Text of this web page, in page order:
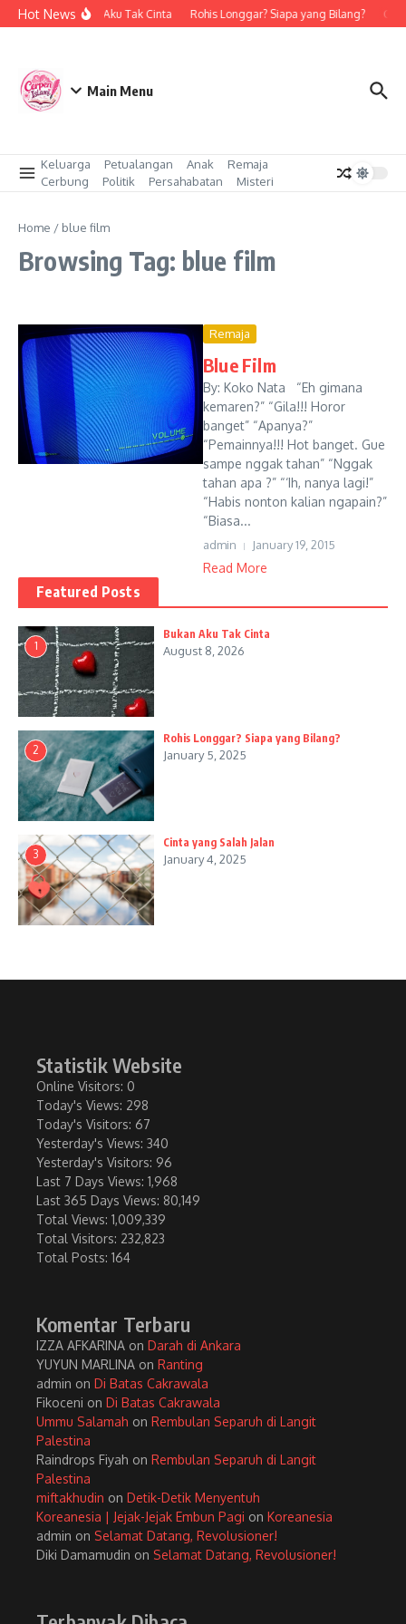
Skip to content
Hot NewsBukan Aku Tak Cinta Rohis Longgar? Siapa yang Bilang?
Main Menu
Keluarga Petualangan Anak
Remaja
Cerbung
Politik Persahabatan Misteri
Home / blue film
Browsing Tag: blue film
Remaja
Blue Film
By: Koko Nata “Eh gimana
kemaren?” “Gila!!! Horor
banget” “Apanya?”
“Pemainnya!!! Hot banget. Gue
sampe nggak tahan” “Nggak
tahan apa ?” “‘Ih, nanya lagi!”
“Habis nonton kalian ngapain?”
“Biasa...
admin January 19, 2015
Read More
Featured Posts
1
Bukan Aku Tak Cinta
August 8, 2026
2
Rohis Longgar? Siapa yang Bilang?
January 5, 2025
3
Cinta yang Salah Jalan
January 4, 2025
Statistik Website
Online Visitors: 0
Today's Views: 298
Today's Visitors: 67
Yesterday's Views: 340
Yesterday's Visitors: 96
Last 7 Days Views: 1,968
Last 365 Days Views: 80,149
Total Views: 1,009,339
Total Visitors: 232,823
Total Posts: 164
Komentar Terbaru
IZZA AFKARINA on Darah di Ankara
YUYUN MARLINA on Ranting
admin on Di Batas Cakrawala
Fikoceni on Di Batas Cakrawala
Ummu Salamah on Rembulan Separuh di Langit
Palestina
Raindrops Fiyah on Rembulan Separuh di Langit
Palestina
miftakhudin on Detik-Detik Menyentuh
Koreanesia | Jejak-Jejak Embun Pagi on Koreanesia
admin on Selamat Datang, Revolusioner!
Diki Damamudin on Selamat Datang, Revolusioner!